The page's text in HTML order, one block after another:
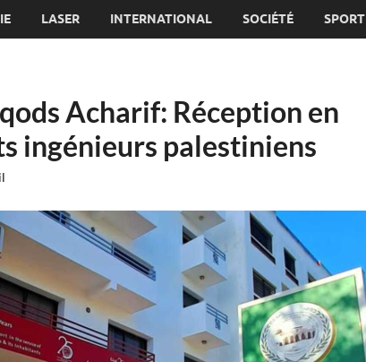
LASER INTERNATIONAL SOCIÉTÉ SPORT
Acharif: Réception en
ingénieurs palestiniens